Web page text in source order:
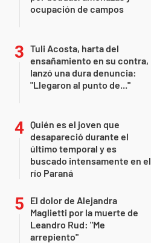
ocupación de campos
Tuli Acosta, harta del
ensañamiento en su contra,
lanzó una dura denuncia:
"Llegaron al punto de..."
Quién es el joven que
desapareció durante el
último temporal y es
buscado intensamente en el
río Paraná
El dolor de Alejandra
Maglietti por la muerte de
Leandro Rud: "Me
arrepiento"